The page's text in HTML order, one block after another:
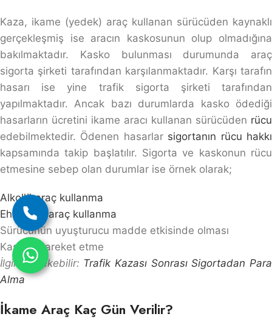
Kaza, ikame (yedek) araç kullanan sürücüden kaynaklı
gerçekleşmiş ise aracın kaskosunun olup olmadığına
bakılmaktadır. Kasko bulunması durumunda araç
sigorta şirketi tarafından karşılanmaktadır. Karşı tarafın
hasarı ise yine trafik sigorta şirketi tarafından
yapılmaktadır. Ancak bazı durumlarda kasko ödediği
hasarların ücretini ikame aracı kullanan sürücüden rücu
edebilmektedir. Ödenen hasarlar sigortanın rücu hakkı
kapsamında takip başlatılır. Sigorta ve kaskonun rücu
etmesine sebep olan durumlar ise örnek olarak;
Alkollü araç kullanma
Ehliyetsiz araç kullanma
Sürücünün uyuşturucu madde etkisinde olması
Kast ile hareket etme
İlginizi Çekebilir: Trafik Kazası Sonrası Sigortadan Para
Alma
İkame Araç Kaç Gün Verilir?